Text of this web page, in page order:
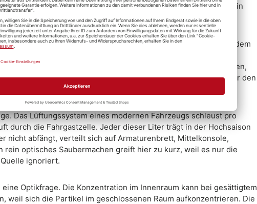
ihre organische Fracht über jede Oberfläche, mit der die Luft in
die Pollensaison den Innenraum härter trifft als den Lack. Auf dem
als gelbgrüner Film, der bei Hitze in den ersten 48 Stunden
dagegen landet dieselbe Fracht in einem geschlossenen,
nicht abregnet, sondern liegen bleibt und sich anreichert. Wer den
den Innenraum erst recht nicht vergessen.
Das Lüftungssystem eines modernen Fahrzeugs schleust pro
durch die Fahrgastzelle. Jeder dieser Liter trägt in der Hochsaison
nicht abfängt, verteilt sich auf Armaturenbrett, Mittelkonsole,
rein optisches Saubermachen greift hier zu kurz, weil es nur die
ignoriert.
Optikfrage. Die Konzentration im Innenraum kann bei gesättigtem
weil sich die Partikel im geschlossenen Raum aufkonzentrieren. Die